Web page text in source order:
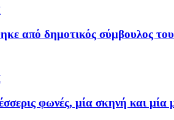
από δημοτικός σύμβουλος
φωνές, μία σκηνή και